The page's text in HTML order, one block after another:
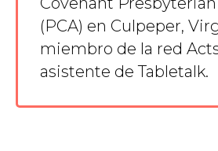
(PCA) en Culpeper,
miembro de la red
asistente de Tabletalk.